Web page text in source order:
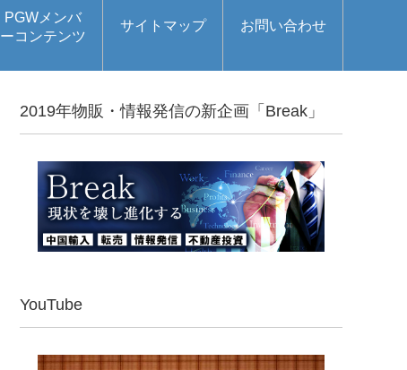
PGWメンバ
ーコンテンツ
サイトマップ お問い合わせ
2019年物販・情報発信の新企画「Break」
YouTube